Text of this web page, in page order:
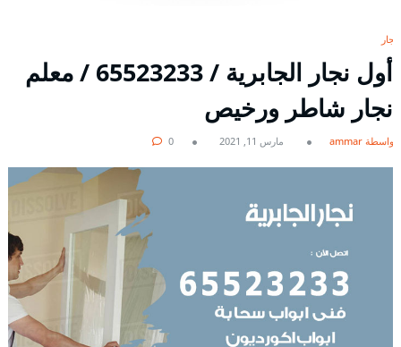
نجار
أول نجار الجابرية / 65523233 / معلم
نجار شاطر ورخيص
بواسطة ammar مارس 11, 2021 0